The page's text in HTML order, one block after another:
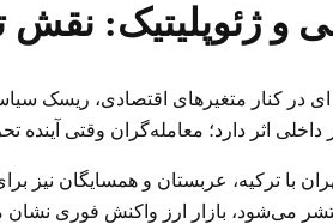
ژئوپلیتیک: نقش
ای در کنار متغیرهای اقتصادی، ریسک
داخلی اثر دارد؛ معامله‌گران وقتی آینده
با ترکیه، عربستان و همسایگان نیز
می‌شود، بازار ارز واکنش فوری